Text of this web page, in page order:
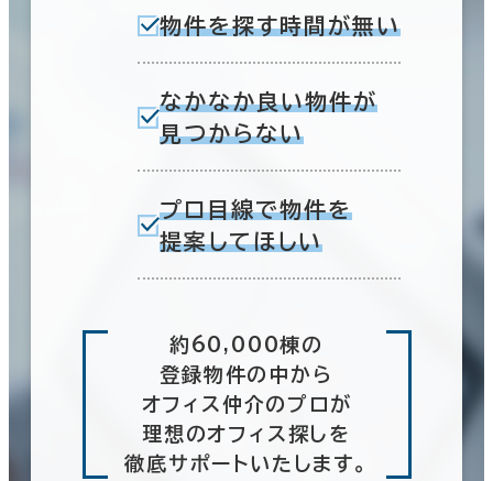
物件を探す時間が無い
なかなか良い物件が
見つからない
プロ目線で物件を
提案してほしい
約60,000棟の
登録物件の中から
オフィス仲介のプロが
理想のオフィス探しを
徹底サポートいたします。